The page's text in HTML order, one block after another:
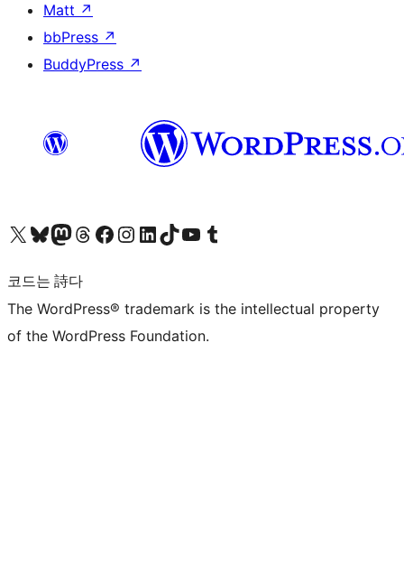
Matt ↗
bbPress ↗
BuddyPress ↗
X(이전 트위터) 계정 방문하기블루스카이 계정 방문하기마스토돈 계정 방문하기스레드 계정 방문하기 페이스북 페이지 방문하기인스타그램 계정 방문하기 LinkedIn 계정 방문하기틱톡 계정 방문하기유튜브 채널 방문하기 텀블러 계정 방문하기
코드는 詩다
The WordPress® trademark is the intellectual property
of the WordPress Foundation.